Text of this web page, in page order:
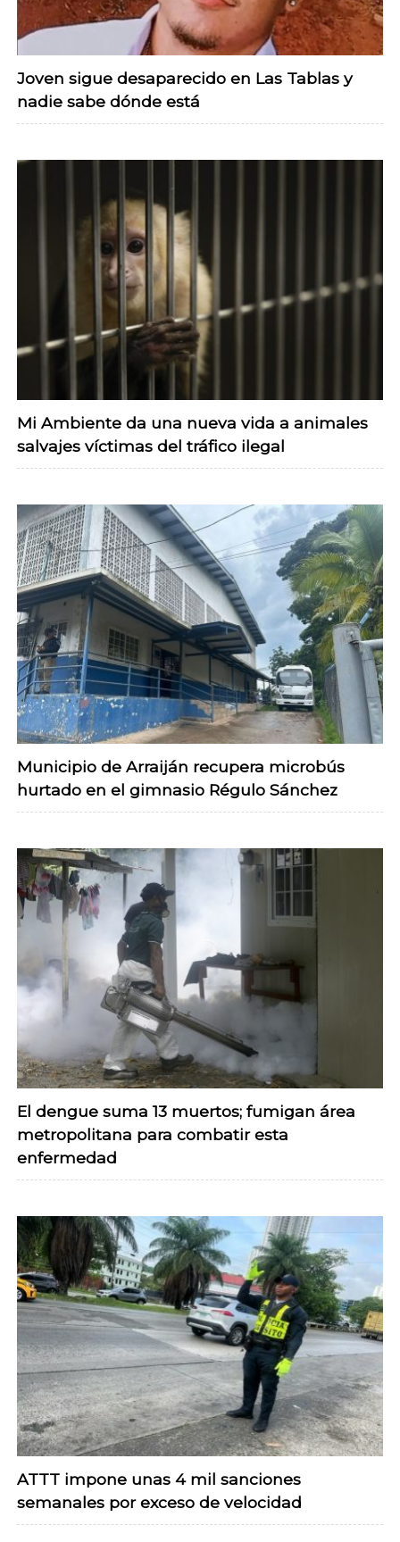
Joven sigue desaparecido en Las Tablas y
nadie sabe dónde está
Mi Ambiente da una nueva vida a animales
salvajes víctimas del tráfico ilegal
Municipio de Arraiján recupera microbús
hurtado en el gimnasio Régulo Sánchez
El dengue suma 13 muertos; fumigan área
metropolitana para combatir esta
enfermedad
ATTT impone unas 4 mil sanciones
semanales por exceso de velocidad